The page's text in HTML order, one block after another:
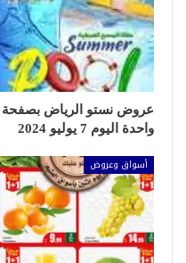
عروض نستو الرياض بصفحة
واحدة اليوم 7 يوليو 2024
أسواق وعروض